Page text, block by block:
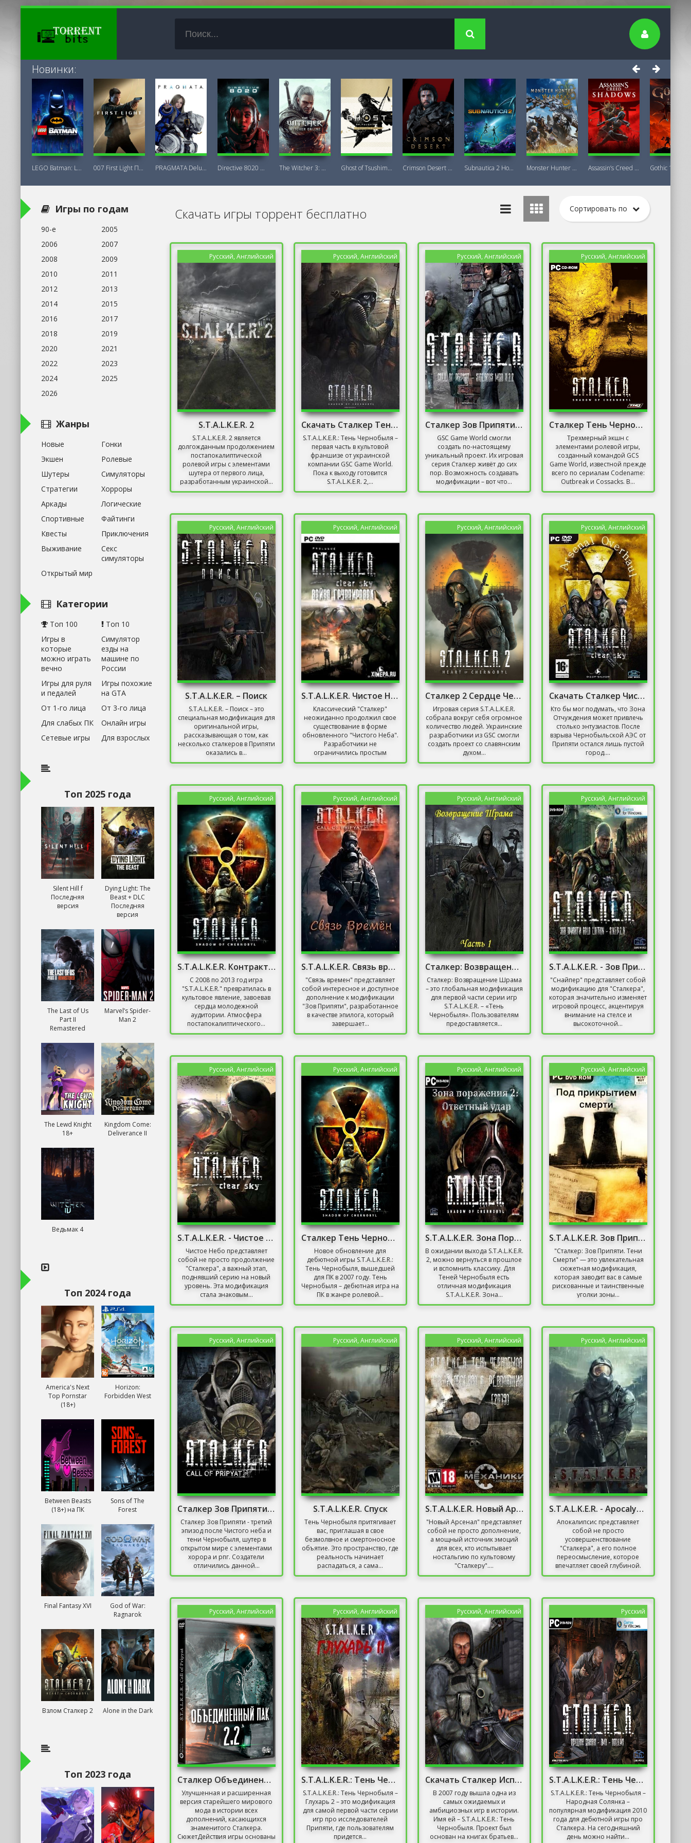
Новинки:
LEGO Batman: Legacy of the Dark Knight 007 First Light Последняя Версия PRAGMATA Deluxe Edition Directive 8020 Digital Deluxe Новая The Witcher 3: Wild Hunt Witcher Online Ghost of Tsushima DIRECTOR'S CUT + DLC Crimson Desert Deluxe Edition Subnautica 2 Новая версия Monster Hunter Wilds Premium Deluxe Assassin’s Creed Shadows Premium Edition
Скачать игры торрент бесплатно
Русский, Английский
S.T.A.L.K.E.R. 2
S.T.A.L.K.E.R. 2 является
долгожданным продолжением
постапокалиптической
ролевой игры с элементами
шутера от первого лица,
разработанным украинской...
Русский, Английский
Скачать Сталкер Тень Чернобыля С Оружейным Паком
S.T.A.L.K.E.R.: Тень Чернобыля –
первая часть в культовой
франшизе от украинской
компании GSC Game World.
Пока к выходу готовится
S.T.A.L.K.E.R. 2,...
Русский, Английский
Сталкер Зов Припяти Sigerous mod 3.0
GSC Game World смогли
создать по-настоящему
уникальный проект. Их игровая
серия Сталкер живёт до сих
пор. Возможность создавать
модификации – вот что...
Русский, Английский
Сталкер Тень Чернобыля без Торрента
Трехмерный экшн с
элементами ролевой игры,
созданный командой GCS
Game World, известной прежде
всего по сериалам Codename:
Outbreak и Cossacks. В...
Русский, Английский
S.T.A.L.K.E.R. – Поиск
S.T.A.L.K.E.R. – Поиск – это
специальная модификация для
оригинальной игры,
рассказывающая о том, как
несколько сталкеров в Припяти
оказались в...
Русский, Английский
S.T.A.L.K.E.R. Чистое Небо - Война Группировок
Классический "Сталкер"
неожиданно продолжил свое
существование в форме
обновленного "Чистого Неба".
Разработчики не
ограничились простым
ремастером;...
Русский, Английский
Сталкер 2 Сердце Чернобыля / S.T.A.L.K.E.R. 2
Игровая серия S.T.A.L.K.E.R.
собрала вокруг себя огромное
количество людей. Украинские
разработчики из GSC смогли
создать проект со славянским
духом...
Русский, Английский
Скачать Сталкер Чистое Небо С Оружейным Паком
Кто бы мог подумать, что Зона
Отчуждения может привлечь
столько энтузиастов. После
взрыва Чернобыльской АЭС от
Припяти остался лишь пустой
город....
Русский, Английский
S.T.A.L.K.E.R. Контракт на плохую жизнь. Эффект
С 2008 по 2013 год игра
"S.T.A.L.K.E.R." превратилась в
культовое явление, завоевав
сердца молодежной
аудитории. Атмосфера
постапокалиптического...
Русский, Английский
S.T.A.L.K.E.R. Связь времен
"Связь времен" представляет
собой интересное и доступное
дополнение к модификации
"Зов Припяти", разработанное
в качестве эпилога, который
завершает...
Русский, Английский
Сталкер: Возвращение Шрама
Сталкер: Возвращение Шрама
– это глобальная модификация
для первой части серии игр
S.T.A.L.K.E.R. – «Тень
Чернобыля». Пользователям
предоставляется...
Русский, Английский
S.T.A.L.K.E.R. - Зов Припяти. Снайпер
"Снайпер" представляет собой
модификацию для "Сталкера",
которая значительно изменяет
игровой процесс, акцентируя
внимание на стелсе и
высокоточной...
Русский, Английский
S.T.A.L.K.E.R. - Чистое небо
Чистое Небо представляет
собой не просто продолжение
"Сталкера", а важный этап,
поднявший серию на новый
уровень. Эта модификация
стала знаковым...
Русский, Английский
Сталкер Тень Чернобыля 1.0004 Скачать Торрент
Новое обновление для
дебютной игры S.T.A.L.K.E.R.:
Тень Чернобыля, вышедшей
для ПК в 2007 году. Тень
Чернобыля – дебютная игра на
ПК в жанре ролевой...
Русский, Английский
S.T.A.L.K.E.R. Зона Поражения 2: Ответный удар
В ожидании выхода S.T.A.L.K.E.R.
2, можно вернуться в прошлое
и вспомнить классику. Для
Теней Чернобыля есть
отличная модификация
S.T.A.L.K.E.R. Зона...
Русский, Английский
S.T.A.L.K.E.R. Зов Припяти - Под прикрытием
"Сталкер: Зов Припяти. Тени
Смерти" — это увлекательная
сюжетная модификация,
которая заводит вас в самые
рискованные и таинственные
уголки зоны...
Русский, Английский
Сталкер Зов Припяти без Торрента
Сталкер Зов Припяти - третий
эпизод после Чистого неба и
тени Чернобыля, шутер в
открытом мире с элементами
хорора и рпг. Создатели
отличились данной...
Русский, Английский
S.T.A.L.K.E.R. Спуск
Тень Чернобыля притягивает
вас, приглашая в свое
безмолвное и смертоносное
объятие. Это пространство, где
реальность начинает
распадаться, а сама...
Русский, Английский
S.T.A.L.K.E.R. Новый Арсенал 6. Революция
"Новый Арсенал" представляет
собой не просто дополнение,
а мощный источник эмоций
для всех, кто испытывает
ностальгию по культовому
"Сталкеру"....
Русский, Английский
S.T.A.L.K.E.R. - Apocalypse
Апокалипсис представляет
собой не просто
усовершенствование
"Сталкера", а его полное
переосмысление, которое
впечатляет своей глубиной.
Разработчики...
Русский, Английский
Сталкер Объединенный Пак 2.2
Улучшенная и расширенная
версия старейшего мирового
мода в истории всех
дополнений, касающихся
знаменитого Сталкера.
СюжетДействия игры основаны
Русский, Английский
S.T.A.L.K.E.R.: Тень Чернобыля – Глухарь 2
S.T.A.L.K.E.R.: Тень Чернобыля –
Глухарь 2 – это модификация
для самой первой части серии
игр про исследователей
Припяти, где пользователям
придется...
Русский, Английский
Скачать Сталкер Исполнитель Желаний
В 2007 году вышла одна из
самых ожидаемых и
амбициозных игр в истории.
Имя ей – S.T.A.L.K.E.R.: Тень
Чернобыля. Проект был
основан на книгах братьев...
Русский
S.T.A.L.K.E.R.: Тень Чернобыля – Народная Солянка
S.T.A.L.K.E.R.: Тень Чернобыля –
Народная Солянка –
популярная модификация 2010
года для дебютной игры про
Сталкера. На сегодняшний
день можно найти...
Игры по годам
90-е
2005
2006
2007
2008
2009
2010
2011
2012
2013
2014
2015
2016
2017
2018
2019
2020
2021
2022
2023
2024
2025
2026
Жанры
Новые
Гонки
Экшен
Ролевые
Шутеры
Симуляторы
Стратегии
Хорроры
Аркады
Логические
Спортивные
Файтинги
Квесты
Приключения
Выживание
Секс
симуляторы
Открытый мир
Категории
Топ 100
Топ 10
Игры в
которые
можно играть
вечно
Симулятор
езды на
машине по
России
Игры для руля
и педалей
Игры похожие
на GTA
От 1-го лица
От 3-го лица
Для слабых ПК
Онлайн игры
Сетевые игры
Для взрослых
Топ 2025 года
Silent Hill f
Последняя
версия
Dying Light: The
Beast + DLC
Последняя
версия
The Last of Us
Part II
Remastered
Marvel’s Spider-
Man 2
The Lewd Knight
18+
Kingdom Come:
Deliverance II
Ведьмак 4
Топ 2024 года
America's Next
Top Pornstar
(18+)
Horizon:
Forbidden West
Between Beasts
(18+) на ПК
Sons of The
Forest
Final Fantasy XVI
God of War:
Ragnarok
Взлом Сталкер 2 Alone in the Dark
Топ 2023 года